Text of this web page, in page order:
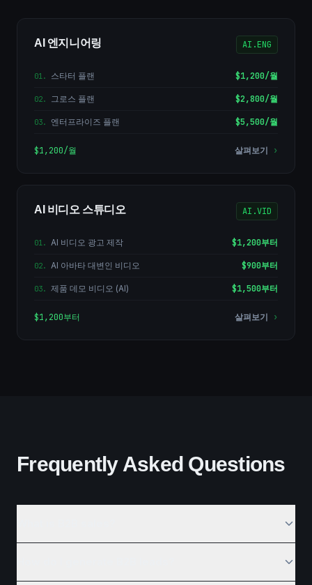
AI 엔지니어링 AI.ENG
01. 스타터 플랜 $1,200/월
02. 그로스 플랜 $2,800/월
03. 엔터프라이즈 플랜 $5,500/월
$1,200/월 살펴보기 ›
AI 비디오 스튜디오 AI.VID
01. AI 비디오 광고 제작 $1,200부터
02. AI 아바타 대변인 비디오 $900부터
03. 제품 데모 비디오 (AI) $1,500부터
$1,200부터 살펴보기 ›
Frequently Asked Questions